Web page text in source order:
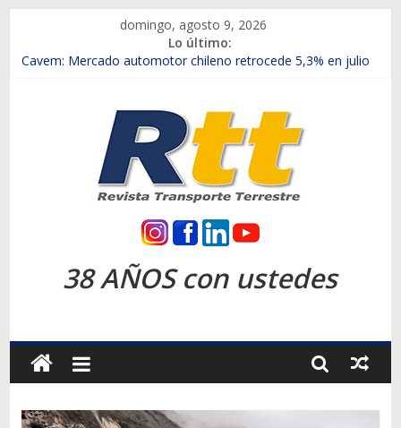
contenido
domingo, agosto 9, 2026
Lo último:
Chile es el primer mercado internacional en lanzar la nueva
Salfa suma vehículos electrificados de Chevrolet en el Biobío
Samex amplía su red con nuevas sucursales en Rancagua y
SINOTRUK Pick-ups presentó la recién estrenada Bolden en
la Expo Compras Públicas 2026
Revista
Transporte
Terrestre
Autos,
38 AÑOS con ustedes